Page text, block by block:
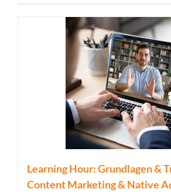
Learning Hour: Grundlagen &
Content Marketing & Native